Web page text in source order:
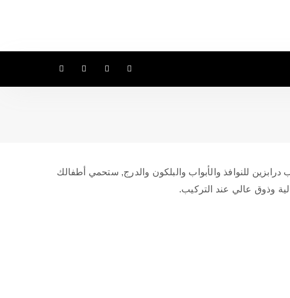
للنوافذ والأبواب والبلكون والدرج, ستحمي أطفالك
وذوق عالي عند التركيب.